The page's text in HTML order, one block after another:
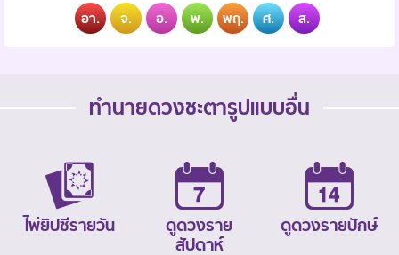
อา. จ. อ. พ. พฤ. ศ. ส.
ทำนายดวงชะตารูปแบบอื่น
ไพ่ยิปซีรายวัน
ดูดวงราย
สัปดาห์
ดูดวงรายปักษ์